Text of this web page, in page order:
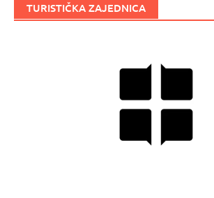
TURISTIČKA ZAJEDNICA